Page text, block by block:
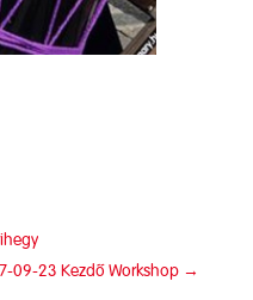
09-23 Kezdő Workshop →